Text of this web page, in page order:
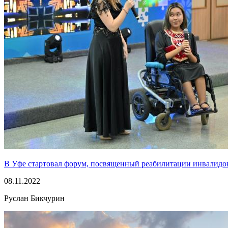
В Уфе стартовал форум, посвященный реабилитации
08.11.2022
Руслан Бикчурин